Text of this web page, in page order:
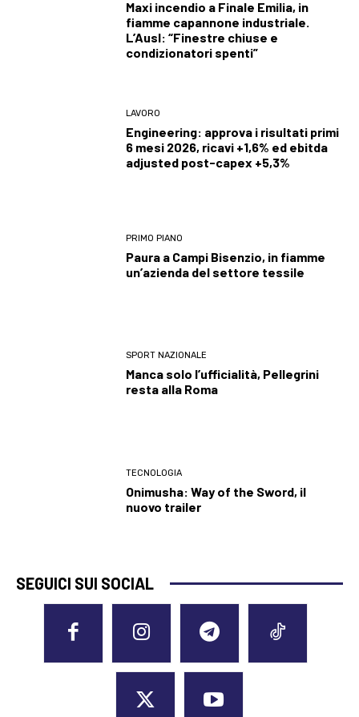
Maxi incendio a Finale Emilia, in
fiamme capannone industriale.
L’Ausl: “Finestre chiuse e
condizionatori spenti”
LAVORO
Engineering: approva i risultati primi
6 mesi 2026, ricavi +1,6% ed ebitda
adjusted post-capex +5,3%
PRIMO PIANO
Paura a Campi Bisenzio, in fiamme
un’azienda del settore tessile
SPORT NAZIONALE
Manca solo l’ufficialità, Pellegrini
resta alla Roma
TECNOLOGIA
Onimusha: Way of the Sword, il
nuovo trailer
SEGUICI SUI SOCIAL